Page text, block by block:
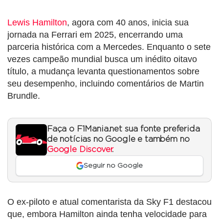
Lewis Hamilton, agora com 40 anos, inicia sua
jornada na Ferrari em 2025, encerrando uma
parceria histórica com a Mercedes. Enquanto o sete
vezes campeão mundial busca um inédito oitavo
título, a mudança levanta questionamentos sobre
seu desempenho, incluindo comentários de Martin
Brundle.
Faça o F1Mania.net sua fonte preferida
de notícias no Google e também no
Google Discover.
Seguir no Google
O ex-piloto e atual comentarista da Sky F1 destacou
que, embora Hamilton ainda tenha velocidade para